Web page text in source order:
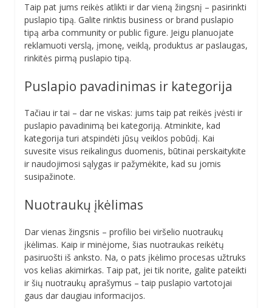
Taip pat jums reikės atlikti ir dar vieną žingsnį – pasirinkti
puslapio tipą. Galite rinktis business or brand puslapio
tipą arba community or public figure. Jeigu planuojate
reklamuoti verslą, įmonę, veiklą, produktus ar paslaugas,
rinkitės pirmą puslapio tipą.
Puslapio pavadinimas ir kategorija
Tačiau ir tai – dar ne viskas: jums taip pat reikės įvėsti ir
puslapio pavadinimą bei kategoriją. Atminkite, kad
kategorija turi atspindėti jūsų veiklos pobūdį. Kai
suvesite visus reikalingus duomenis, būtinai perskaitykite
ir naudojimosi sąlygas ir pažymėkite, kad su jomis
susipažinote.
Nuotraukų įkėlimas
Dar vienas žingsnis – profilio bei viršelio nuotraukų
įkėlimas. Kaip ir minėjome, šias nuotraukas reikėtų
pasiruošti iš anksto. Na, o pats įkėlimo procesas užtruks
vos kelias akimirkas. Taip pat, jei tik norite, galite pateikti
ir šių nuotraukų aprašymus – taip puslapio vartotojai
gaus dar daugiau informacijos.